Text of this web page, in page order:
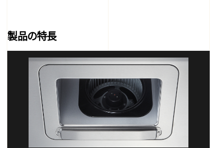
製品の特長